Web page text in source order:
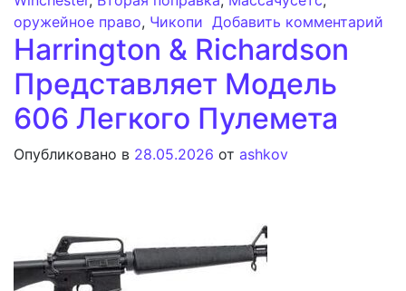
оружейное право, Чикопи Добавить комментарий
Harrington & Richardson
Представляет Модель
606 Легкого Пулемета
Опубликовано в 28.05.2026 от ashkov